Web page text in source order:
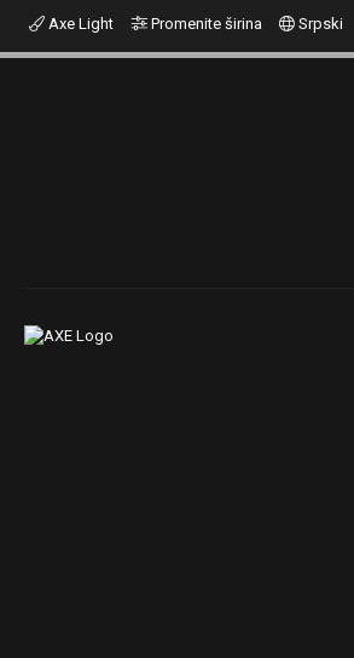
Axe Light Promenite širina Srpski